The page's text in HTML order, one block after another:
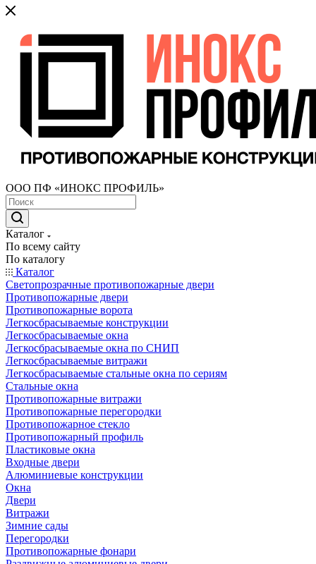
ООО ПФ «ИНОКС ПРОФИЛЬ»
Каталог
По всему сайту
По каталогу
Каталог
Светопрозрачные противопожарные двери
Противопожарные двери
Противопожарные ворота
Легкосбрасываемые конструкции
Легкосбрасываемые окна
Легкосбрасываемые окна по СНИП
Легкосбрасываемые витражи
Легкосбрасываемые стальные окна по сериям
Стальные окна
Противопожарные витражи
Противопожарные перегородки
Противопожарное стекло
Противопожарный профиль
Пластиковые окна
Входные двери
Алюминиевые конструкции
Окна
Двери
Витражи
Зимние сады
Перегородки
Противопожарные фонари